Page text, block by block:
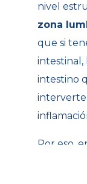
nivel
zona
que si
intestinal,
intestino
Por eso,